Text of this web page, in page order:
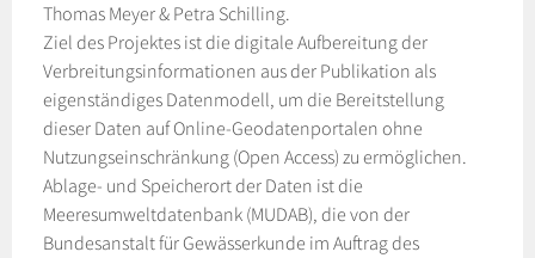
Thomas Meyer & Petra Schilling.
Ziel des Projektes ist die digitale Aufbereitung der
Verbreitungsinformationen aus der Publikation als
eigenständiges Datenmodell, um die Bereitstellung
dieser Daten auf Online-Geodatenportalen ohne
Nutzungseinschränkung (Open Access) zu ermöglichen.
Ablage- und Speicherort der Daten ist die
Meeresumweltdatenbank (MUDAB), die von der
Bundesanstalt für Gewässerkunde im Auftrag des